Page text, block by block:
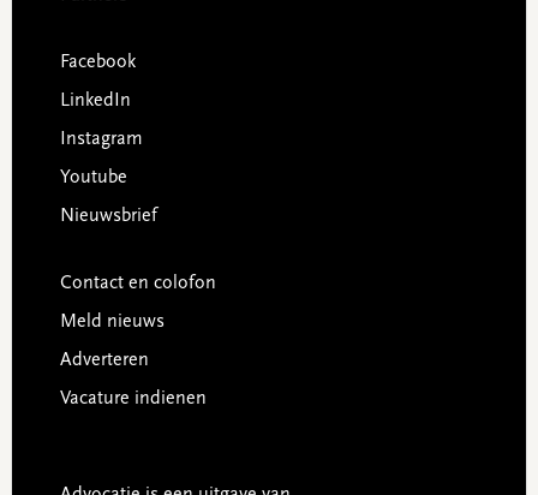
Facebook
LinkedIn
Instagram
Youtube
Nieuwsbrief
Contact en colofon
Meld nieuws
Adverteren
Vacature indienen